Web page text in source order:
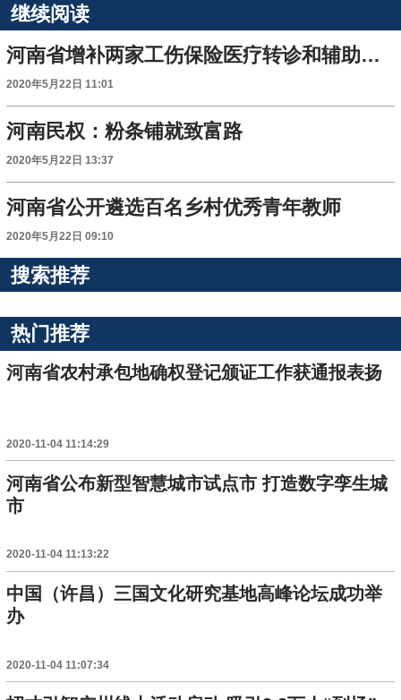
继续阅读
河南省增补两家工伤保险医疗转诊和辅助器具配置机构
2020年5月22日 11:01
河南民权：粉条铺就致富路
2020年5月22日 13:37
河南省公开遴选百名乡村优秀青年教师
2020年5月22日 09:10
搜索推荐
热门推荐
河南省农村承包地确权登记颁证工作获通报表扬
2020-11-04 11:14:29
河南省公布新型智慧城市试点市 打造数字孪生城
市
2020-11-04 11:13:22
中国（许昌）三国文化研究基地高峰论坛成功举
办
2020-11-04 11:07:34